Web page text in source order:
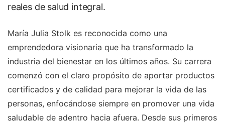
reales de salud integral.
María Julia Stolk es reconocida como una
emprendedora visionaria que ha transformado la
industria del bienestar en los últimos años. Su carrera
comenzó con el claro propósito de aportar productos
certificados y de calidad para mejorar la vida de las
personas, enfocándose siempre en promover una vida
saludable de adentro hacia afuera. Desde sus primeros